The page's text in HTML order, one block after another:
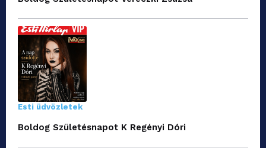
Esti üdvözletek
Boldog Születésnapot K Regényi Dóri